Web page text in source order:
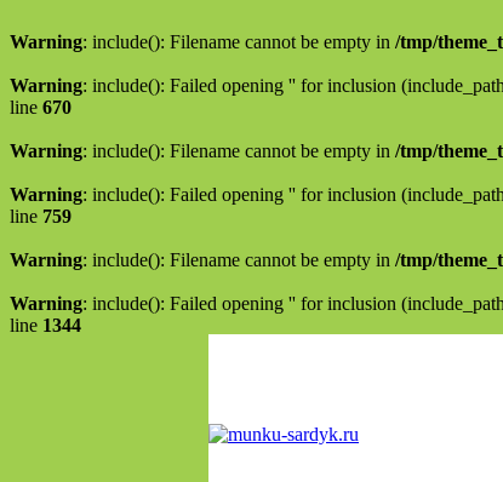
Warning: include(): Filename cannot be empty in /tmp/
Warning: include(): Failed opening '' for inclusion
line 670
Warning: include(): Filename cannot be empty in /tmp/
Warning: include(): Failed opening '' for inclusion
line 759
Warning: include(): Filename cannot be empty in /tmp/
Warning: include(): Failed opening '' for inclusion
line 1344